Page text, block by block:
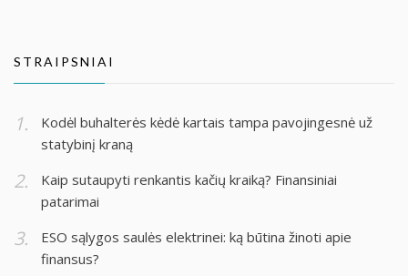
STRAIPSNIAI
Kodėl buhalterės kėdė kartais tampa pavojingesnė už
statybinį kraną
Kaip sutaupyti renkantis kačių kraiką? Finansiniai
patarimai
ESO sąlygos saulės elektrinei: ką būtina žinoti apie
finansus?